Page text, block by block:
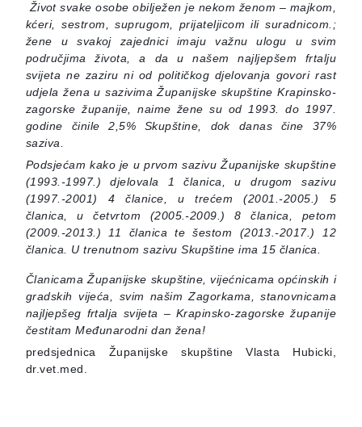
Život svake osobe obilježen je nekom ženom – majkom,
kćeri, sestrom, suprugom, prijateljicom ili suradnicom.;
žene u svakoj zajednici imaju važnu ulogu u svim
područjima života, a da u našem najljepšem frtalju
svijeta ne zaziru ni od političkog djelovanja govori rast
udjela žena u sazivima Županijske skupštine Krapinsko-
zagorske županije, naime žene su od 1993. do 1997.
godine činile 2,5% Skupštine, dok danas čine 37%
saziva.
Podsjećam kako je u prvom sazivu Županijske skupštine
(1993.-1997.) djelovala 1 članica, u drugom sazivu
(1997.-2001) 4 članice, u trećem (2001.-2005.) 5
članica, u četvrtom (2005.-2009.) 8 članica, petom
(2009.-2013.) 11 članica te šestom (2013.-2017.) 12
članica. U trenutnom sazivu Skupštine ima 15 članica.
Članicama Županijske skupštine, vijećnicama općinskih i
gradskih vijeća, svim našim Zagorkama, stanovnicama
najljepšeg frtalja svijeta – Krapinsko-zagorske županije
čestitam Međunarodni dan žena!
predsjednica Županijske skupštine Vlasta Hubicki,
dr.vet.med.